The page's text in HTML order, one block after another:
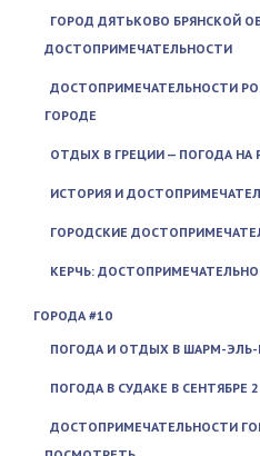
ГОРОД ДЯТЬКОВО БРЯНСКОЙ
ДОСТОПРИМЕЧАТЕЛЬНОСТИ
ДОСТОПРИМЕЧАТЕЛЬНОСТИ
ГОРОДЕ
ОТДЫХ В ГРЕЦИИ — ПОГОДА НА
ИСТОРИЯ И
ГОРОДСКИЕ
КЕРЧЬ:
ГОРОДА #10
ПОГОДА И ОТДЫХ В ШАРМ-ЭЛЬ-
ПОГОДА В СУДАКЕ В СЕНТЯБРЕ
ДОСТОПРИМЕЧАТЕЛЬНОСТИ